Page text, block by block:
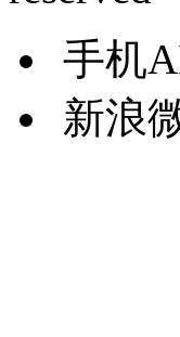
手机
新浪